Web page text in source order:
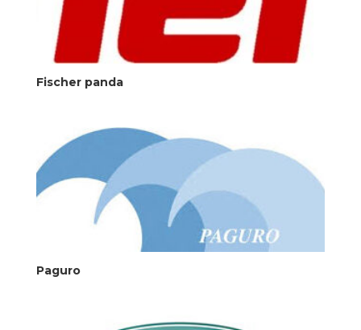
Fischer panda
Paguro